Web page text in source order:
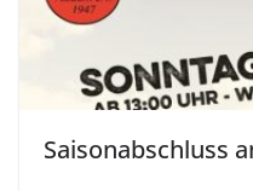
Saisonabschluss